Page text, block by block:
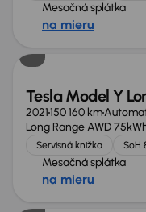
Mesačná splátka
na mieru
Tesla Model Y
2021150 160 km
Long Range AWD
Servisná knižka SoH
Mesačná splátka
na mieru
Možnosť odpočtu